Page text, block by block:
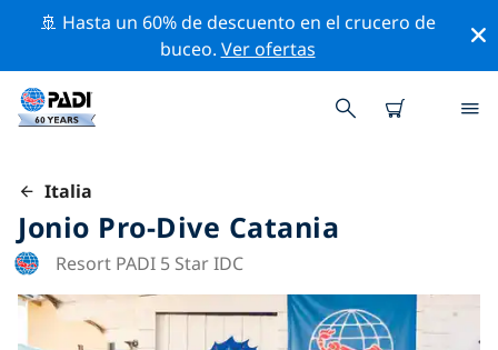
🚢 Hasta un 60% de descuento en el crucero de
buceo. Ver ofertas
Italia
Jonio Pro-Dive Catania
Resort PADI 5 Star IDC